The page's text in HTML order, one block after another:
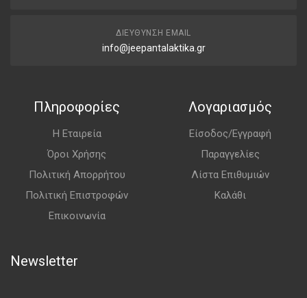
ΔΙΕΎΘΥΝΣΗ EMAIL
info@jeepantalaktika.gr
Πληροφορίες
Η Εταιρεία
Όροι Χρήσης
Πολιτική Απορρήτου
Πολιτική Επιστροφών
Επικοινωνία
Λογαριασμός
Είσοδος/Εγγραφή
Παραγγελίες
Λίστα Επιθυμιών
Καλάθι
Newsletter